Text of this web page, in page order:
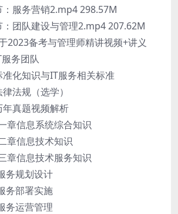
服务营销2.mp4 298.57M
团队建设与管理2.mp4 207.62M
备考与管理师精讲视频+讲义
务团队
化知识与IT服务相关标准
法规（选学）
真题视频解析
信息系统综合知识
信息技术知识
信息技术服务知识
规划设计
部署实施
运营管理